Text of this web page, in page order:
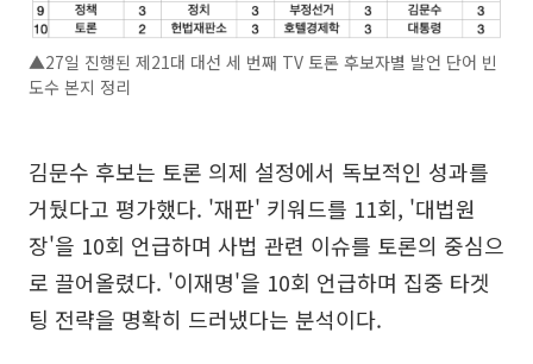
▲27일 진행된 제21대 대선 세 번째 TV 토론 후보자별 발언 단어 빈
도수 본지 정리
김문수 후보는 토론 의제 설정에서 독보적인 성과를
거뒀다고 평가했다. '재판' 키워드를 11회, '대법원
장'을 10회 언급하며 사법 관련 이슈를 토론의 중심으
로 끌어올렸다. '이재명'을 10회 언급하며 집중 타겟
팅 전략을 명확히 드러냈다는 분석이다.